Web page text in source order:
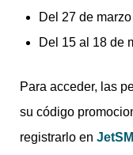
Del 27 de
Del 15 al 18 de
Para acceder, las
su código
registrarlo en